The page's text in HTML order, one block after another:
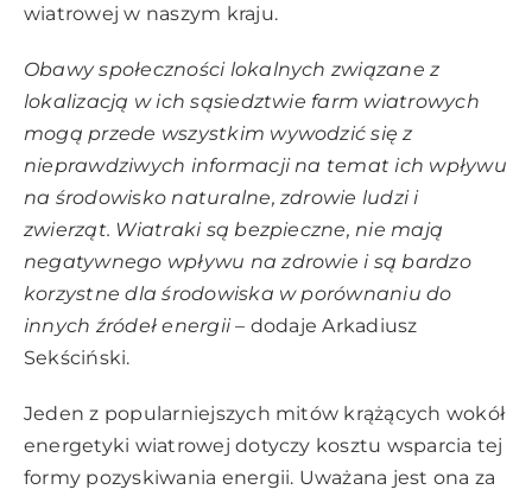
wiatrowej w naszym kraju.
Obawy społeczności lokalnych związane z
lokalizacją w ich sąsiedztwie farm wiatrowych
mogą przede wszystkim wywodzić się z
nieprawdziwych informacji na temat ich wpływu
na środowisko naturalne, zdrowie ludzi i
zwierząt. Wiatraki są bezpieczne, nie mają
negatywnego wpływu na zdrowie i są bardzo
korzystne dla środowiska w porównaniu do
innych źródeł energii – dodaje Arkadiusz
Sekściński.
Jeden z popularniejszych mitów krążących wokół
energetyki wiatrowej dotyczy kosztu wsparcia tej
formy pozyskiwania energii. Uważana jest ona za